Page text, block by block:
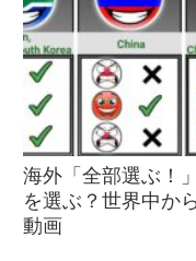
海外「全部選ぶ！
を選ぶ？世界中か
動画